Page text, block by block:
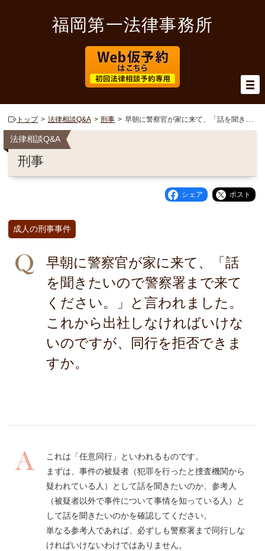
福岡第一法律事務所
トップ 法律相談Q&A 刑事 早朝に警察官が家に来て、「話を聞きたいので警察署まで来てください。」と言われました。これから出社しなければいけないのですが、同行を拒否できますか。
法律相談Q&A
刑事
シェア ポスト
成人の刑事事件
早朝に警察官が家に来て、「話
を聞きたいので警察署まで来て
ください。」と言われました。
これから出社しなければいけな
いのですが、同行を拒否できま
すか。
これは「任意同行」といわれるものです。
まずは、事件の被疑者（犯罪を行ったと捜査機関から
疑われている人）として話を聞きたいのか、参考人
（被疑者以外で事件について事情を知っている人）と
して話を聞きたいのかを確認してください。
単なる参考人であれば、必ずしも警察署まで同行しな
ければいけないわけではありません。